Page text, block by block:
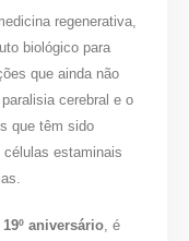
regenerativa,
biológico para
que ainda não
cerebral e o
que têm sido
estaminais
19º aniversário , é